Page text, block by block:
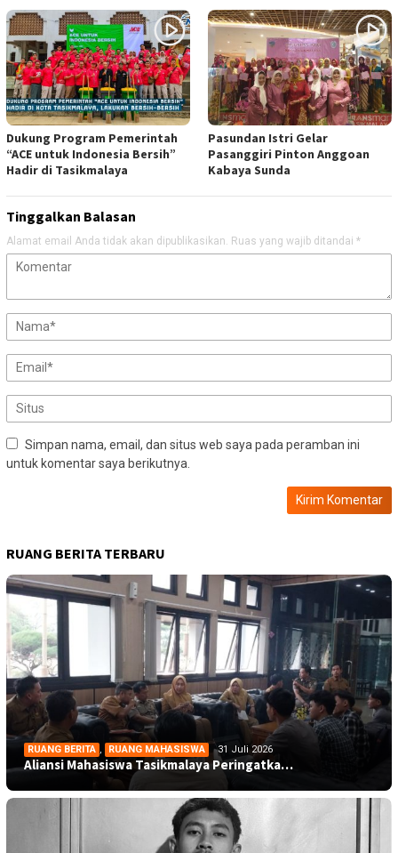
Dukung Program Pemerintah
“ACE untuk Indonesia Bersih”
Hadir di Tasikmalaya
Pasundan Istri Gelar
Pasanggiri Pinton Anggoan
Kabaya Sunda
Tinggalkan Balasan
Alamat email Anda tidak akan dipublikasikan. Ruas yang wajib ditandai *
Simpan nama, email, dan situs web saya pada peramban ini
untuk komentar saya berikutnya.
RUANG BERITA TERBARU
RUANG BERITA , RUANG MAHASISWA 31 Juli 2026
Aliansi Mahasiswa Tasikmalaya Peringatka…